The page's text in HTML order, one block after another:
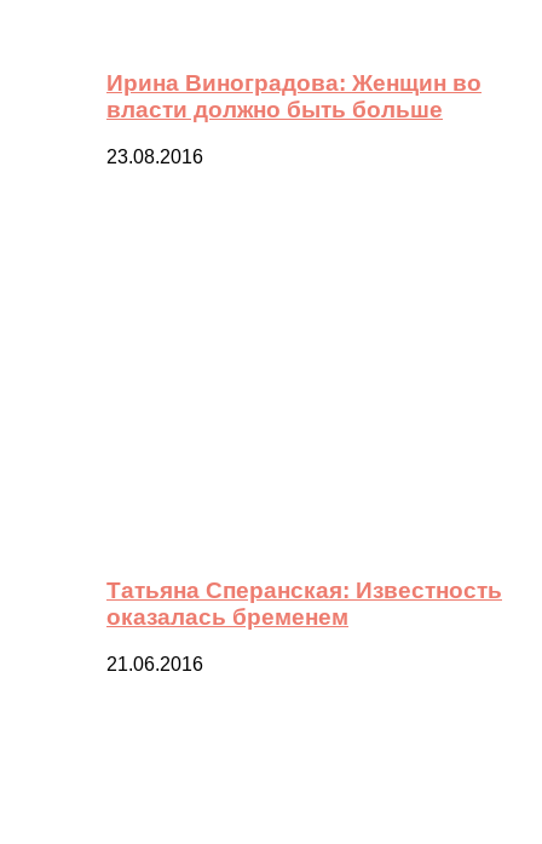
Ирина Виноградова: Женщин во
власти должно быть больше
23.08.2016
Татьяна Сперанская: Известность
оказалась бременем
21.06.2016